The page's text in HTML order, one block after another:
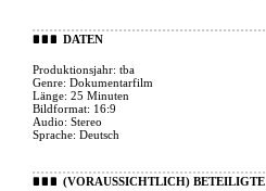
DATEN
Produktionsjahr: tba
Genre: Dokumentarfilm
Länge: 25 Minuten
Bildformat: 16:9
Audio: Stereo
Sprache: Deutsch
(VORAUSSICHTLICH) BETEILIGTE